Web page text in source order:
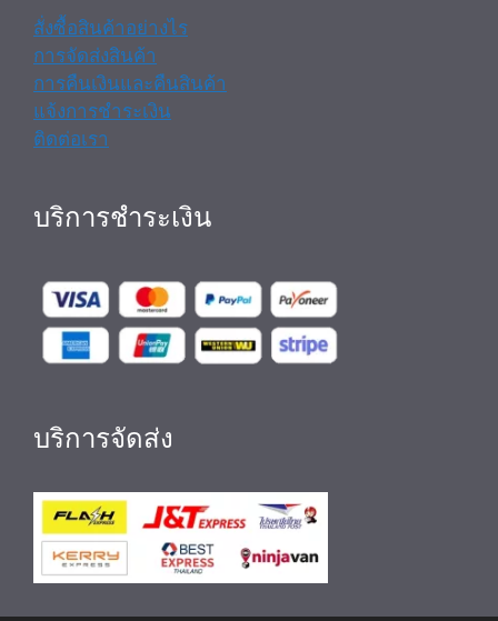
สั่งซื้อสินค้าอย่างไร
การจัดส่งสินค้า
การคืนเงินและคืนสินค้า
แจ้งการชำระเงิน
ติดต่อเรา
บริการชำระเงิน
บริการจัดส่ง